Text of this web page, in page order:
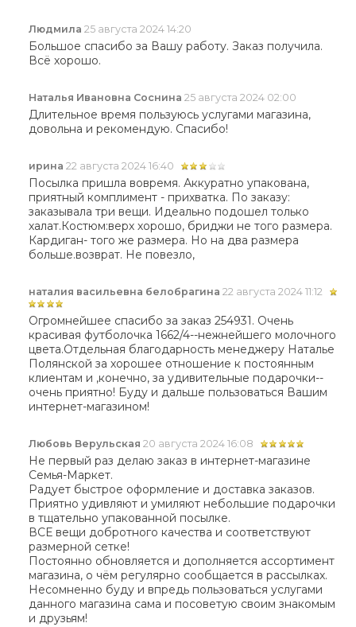
Людмила 25 августа 2024 14:20
Большое спасибо за Вашу работу. Заказ получила.
Всё хорошо.
Наталья Ивановна Соснина 25 августа 2024 02:00
Длительное время пользуюсь услугами магазина,
довольна и рекомендую. Спасибо!
ирина 22 августа 2024 16:40
Посылка пришла вовремя. Аккуратно упакована,
приятный комплимент - прихватка. По заказу:
заказывала три вещи. Идеально подошел только
халат.Костюм:верх хорошо, бриджи не того размера.
Кардиган- того же размера. Но на два размера
больше.возврат. Не повезло,
наталия васильевна белобрагина 22 августа 2024 11:12
Огромнейшее спасибо за заказ 254931. Очень
красивая футболочка 1662/4--нежнейшего молочного
цвета.Отдельная благодарность менеджеру Наталье
Полянской за хорошее отношение к постоянным
клиентам и ,конечно, за удивительные подарочки--
очень приятно! Буду и дальше пользоваться Вашим
интернет-магазином!
Любовь Верульская 20 августа 2024 16:08
Не первый раз делаю заказ в интернет-магазине
Семья-Маркет.
Радует быстрое оформление и доставка заказов.
Приятно удивляют и умиляют небольшие подарочки
в тщательно упакованной посылке.
ВСЕ вещи добротного качества и соответствуют
размерной сетке!
Постоянно обновляется и дополняется ассортимент
магазина, о чём регулярно сообщается в рассылках.
Несомненно буду и впредь пользоваться услугами
данного магазина сама и посоветую своим знакомым
и друзьям!